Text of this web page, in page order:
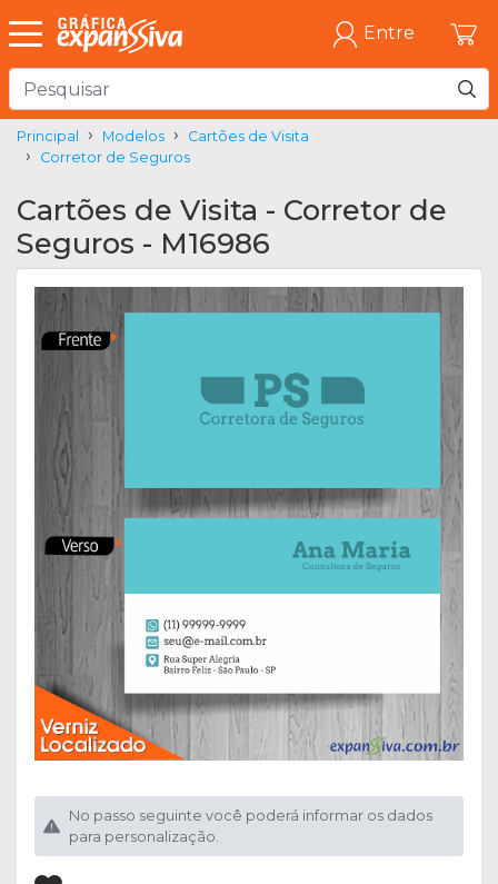
Entre
Principal Modelos
Cartões de Visita
Corretor de Seguros
Cartões de Visita - Corretor de
Seguros - M16986
No passo seguinte você poderá informar os dados
para personalização.